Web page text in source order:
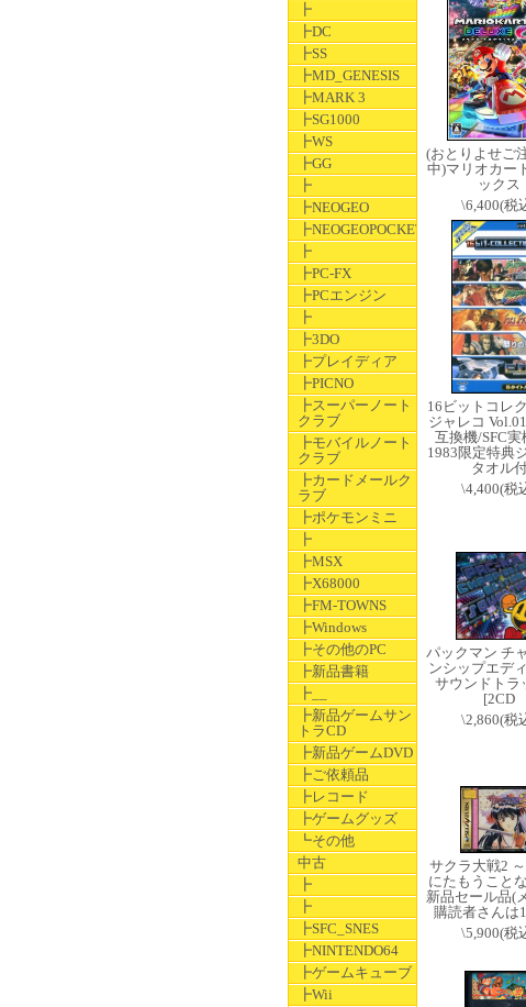
┣
┣DC
┣SS
┣MD_GENESIS
┣MARK 3
┣SG1000
┣WS
┣GG
┣
┣NEOGEO
┣NEOGEOPOCKET
┣
┣PC-FX
┣PCエンジン
┣
┣3DO
┣プレイディア
┣PICNO
┣スーパーノート
クラブ
┣モバイルノート
クラブ
┣カードメールク
ラブ
┣ポケモンミニ
┣
┣MSX
┣X68000
┣FM-TOWNS
┣Windows
┣その他のPC
┣新品書籍
┣__
┣新品ゲームサン
トラCD
┣新品ゲームDVD
┣ご依頼品
┣レコード
┣ゲームグッズ
┗その他
中古
┣
┣
┣SFC_SNES
┣NINTENDO64
┣ゲームキューブ
┣Wii
(おとりよせご
中)マリオカー
ックス
\6,400(税
16ビットコレ
ジャレコ
互換機/SFC実
1983限定特典
タオル
\4,400(税
パックマン チ
ンシップエデ
サウンドトラ
[2CD
\2,860(税
サクラ大戦2
にたもうこと
新品セール品(
購読者さんは
\5,900(税